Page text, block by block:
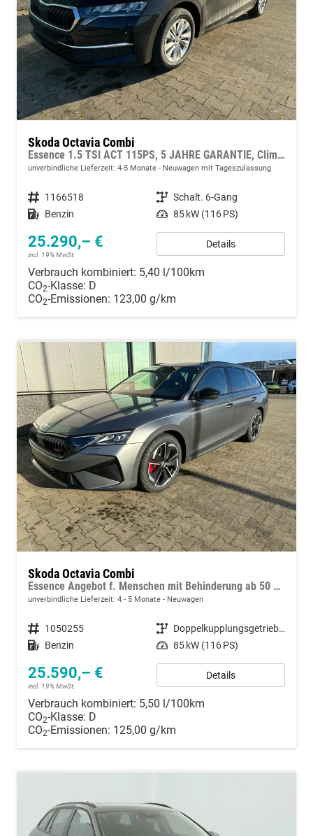
Skoda Octavia Combi
Essence 1.5 TSI ACT 115PS, 5 JAHRE GARANTIE, Climatronic, Parksensoren hinten, Sitzheizung, LED-Scheinwerfer, Radio 10" + Wireless Smartlink, Tempomat, Lederlenkrad, Dachreling
unverbindliche Lieferzeit: 4-5 Monate Neuwagen mit Tageszulassung
Fahrzeugnummer 1166518 Getriebe Schalt. 6-Gang
Kraftstoff Benzin Leistung 85 kW (116 PS)
25.290,– €
incl. 19% MwSt.
Details
Verbrauch kombiniert: 5,40 l/100km
CO2-Klasse: D
CO2-Emissionen: 123,00 g/km
Skoda Octavia Combi
Essence Angebot f. Menschen mit Behinderung ab 50 %! 1.5 TSI Mild-Hybrid 115PS DSG/AUTOMATIK, 2-Zonen-Climatronic, Parksensoren hinten, Radio 10"/Bluetooth/DAB, Tempomat, LED-Scheinwerfer, M-Lederlenkrad, Dachreling, 8x Airbags
unverbindliche Lieferzeit: 4 - 5 Monate Neuwagen
Fahrzeugnummer 1050255 Getriebe
Doppelkupplungsgetriebe (DSG)
Kraftstoff Benzin Leistung 85 kW (116 PS)
25.590,– €
incl. 19% MwSt.
Details
Verbrauch kombiniert: 5,50 l/100km
CO2-Klasse: D
CO2-Emissionen: 125,00 g/km